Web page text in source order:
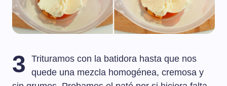
3
Trituramos con la batidora hasta que nos
quede una mezcla homogénea, cremosa y